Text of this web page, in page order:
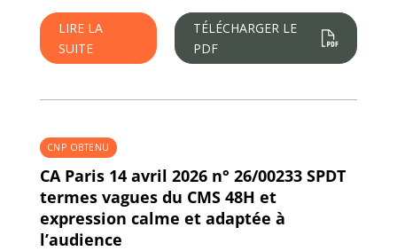
LIRE LA
SUITE
TÉLÉCHARGER LE
PDF
CNP OBTENU
CA Paris 14 avril 2026 n° 26/00233 SPDT
termes vagues du CMS 48H et
expression calme et adaptée à
l’audience